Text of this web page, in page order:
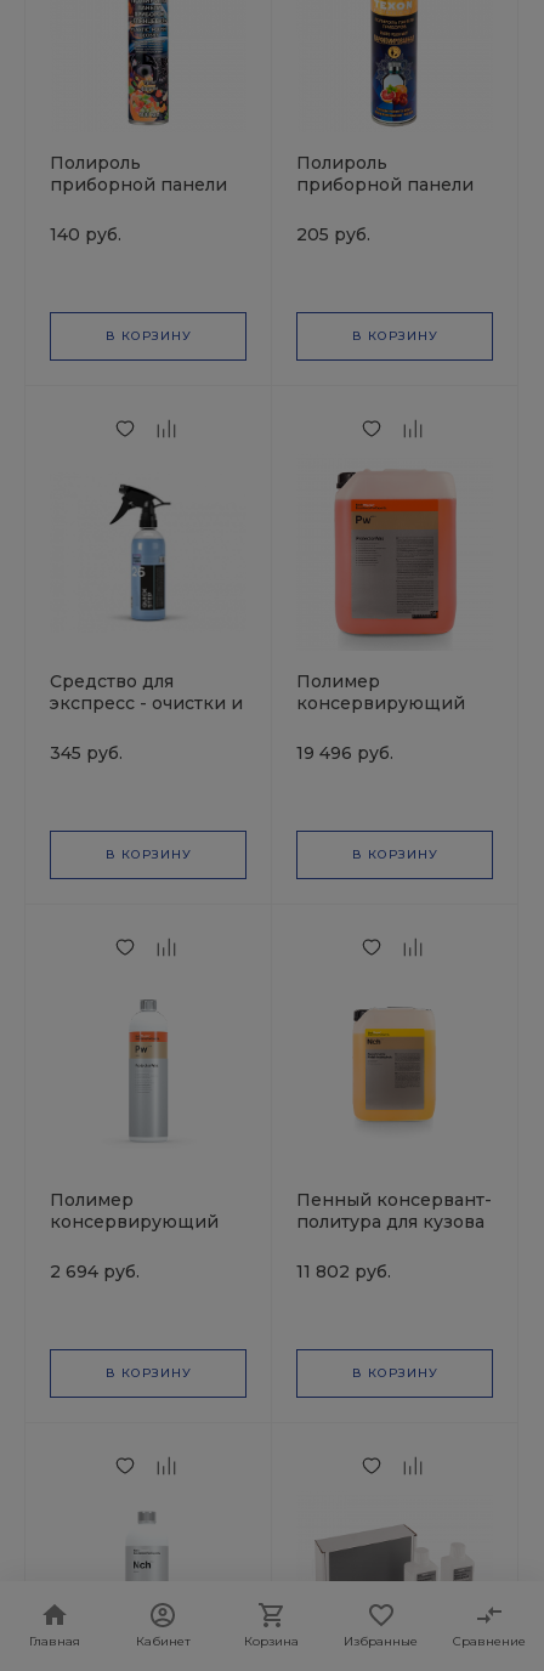
Главная Кабинет Корзина Избранные Сравнение
Полироль
приборной панели
Фрути 400мл
аэрозоль TEXON
140 руб.
В КОРЗИНУ
Полироль
приборной панели
парфюмированная
"Хьюго" 335мл
205 руб.
В КОРЗИНУ
Средство для
экспресс - очистки и
STEP 26 (0,5л)
345 руб.
В КОРЗИНУ
Полимер
консервирующий
Kochchemie
19 496 руб.
В КОРЗИНУ
Полимер
консервирующий
Kochchemie
2 694 руб.
В КОРЗИНУ
Пенный консервант-
политура для кузова
Hydrophob 10л
Kochcemie
11 802 руб.
В КОРЗИНУ